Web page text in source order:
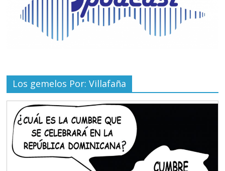
Los gemelos Por: Villafaña